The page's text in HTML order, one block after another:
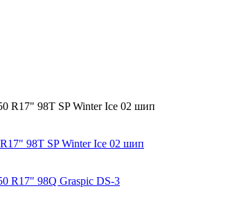
98T SP Winter Ice 02 шип